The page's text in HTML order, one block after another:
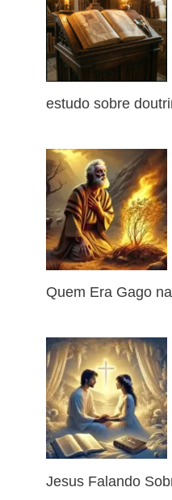
estudo sobre
Quem Era Gago
Jesus Falando